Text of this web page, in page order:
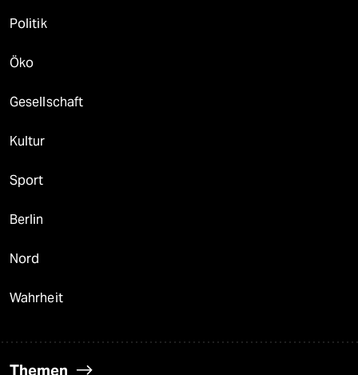
Politik
Öko
Gesellschaft
Kultur
Sport
Berlin
Nord
Wahrheit
Themen